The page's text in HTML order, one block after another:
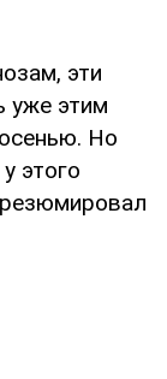
эти
уже этим
Но
этого